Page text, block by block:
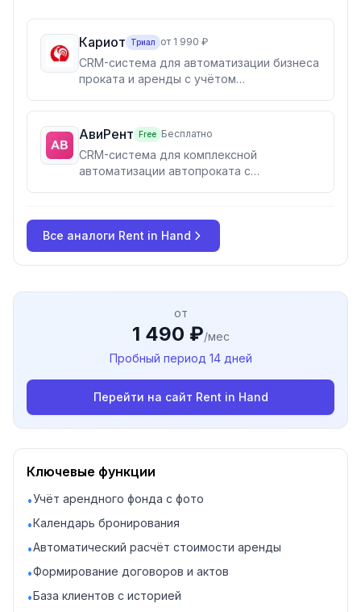
Кариот Триал от 1 990 ₽
CRM-система для автоматизации бизнеса
проката и аренды с учётом
бронирования и управлением договорами
АвиРент Free Бесплатно
CRM-система для комплексной
автоматизации автопроката с
Все аналоги Rent in Hand
от
1 490 ₽/мес
Пробный период 14 дней
Перейти на сайт Rent in Hand
Ключевые функции
•Учёт арендного фонда с фото
•Календарь бронирования
•Автоматический расчёт стоимости аренды
•Формирование договоров и актов
•База клиентов с историей